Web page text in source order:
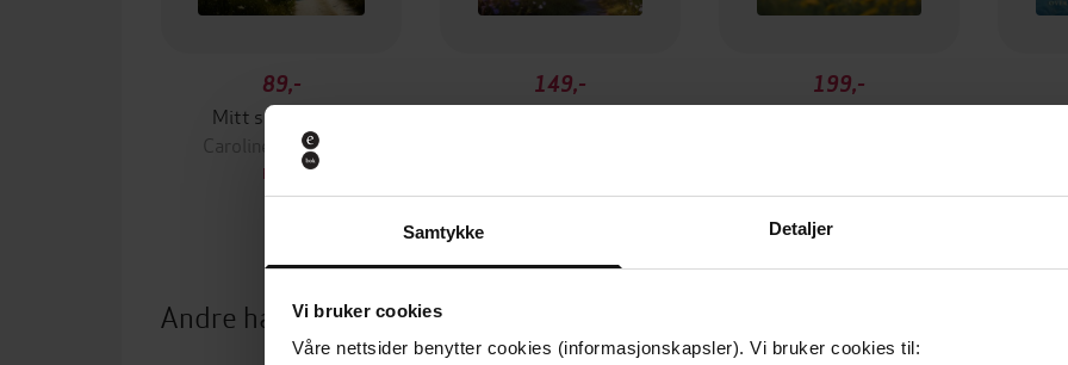
Samtykke Detaljer
Vi bruker cookies
Våre nettsider benytter cookies (informasjonskapsler). Vi bruker cookies til:
89,-
Mitt siste ønske
Caroline Säfstrand
EBOK
149,-
199,-
Andre har også kjøpt